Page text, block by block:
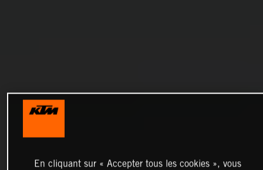
En cliquant sur « Accepter tous les cookies », vous